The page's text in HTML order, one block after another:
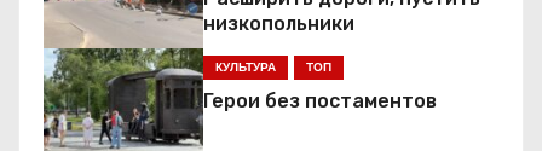
а
ц
и
низкопольники
КУЛЬТУРА ТОП
Герои без постаментов